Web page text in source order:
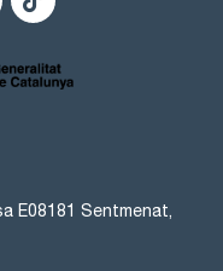
E08181 Sentmenat,